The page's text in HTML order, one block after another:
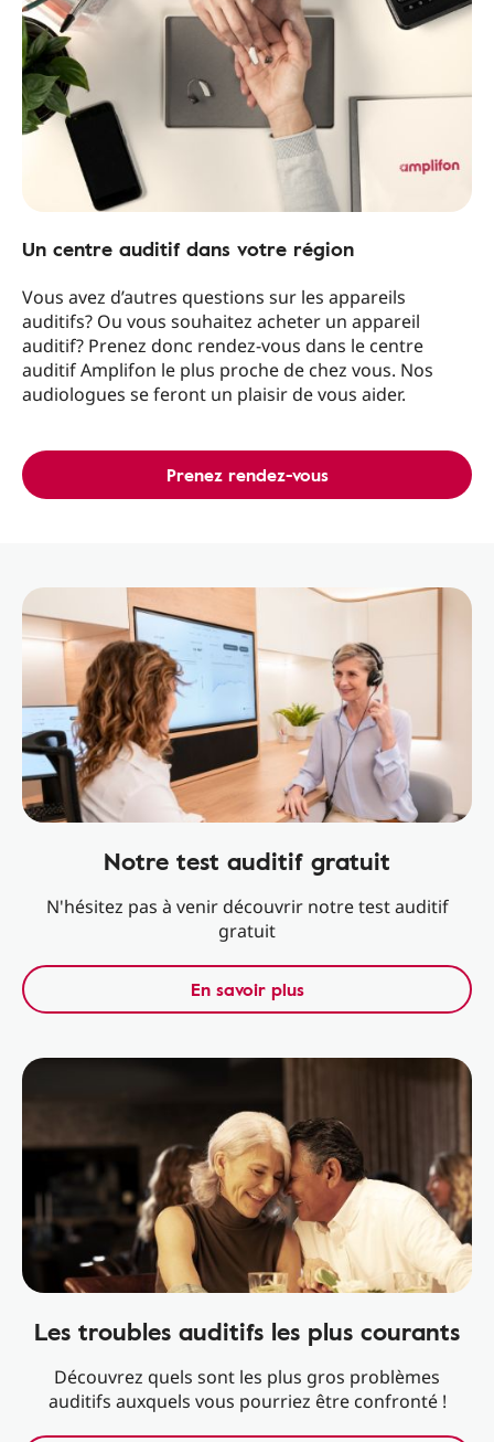
Un centre auditif dans votre région
Vous avez d’autres questions sur les appareils
auditifs? Ou vous souhaitez acheter un appareil
auditif? Prenez donc rendez-vous dans le centre
auditif Amplifon le plus proche de chez vous. Nos
audiologues se feront un plaisir de vous aider.
Prenez rendez-vous
Notre test auditif gratuit
N'hésitez pas à venir découvrir notre test auditif
gratuit
En savoir plus
Les troubles auditifs les plus courants
Découvrez quels sont les plus gros problèmes
auditifs auxquels vous pourriez être confronté !